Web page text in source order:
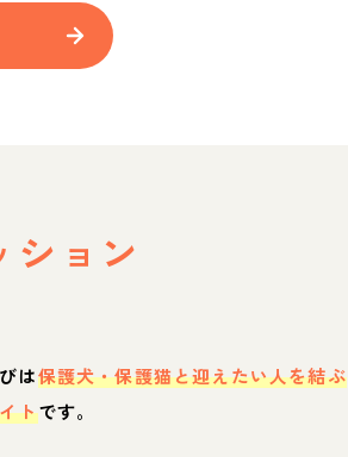
ション
は保護犬・保護猫と迎えたい人を結ぶ
トです。